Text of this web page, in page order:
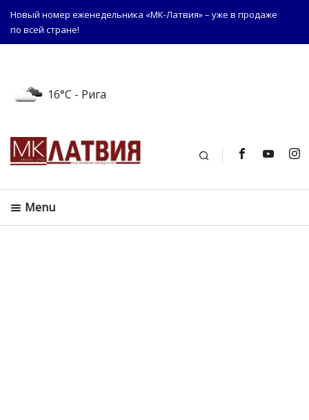
Новый номер еженедельника «МК-Латвия» – уже в продаже
по всей стране!
16°C - Рига
Поиск
Menu